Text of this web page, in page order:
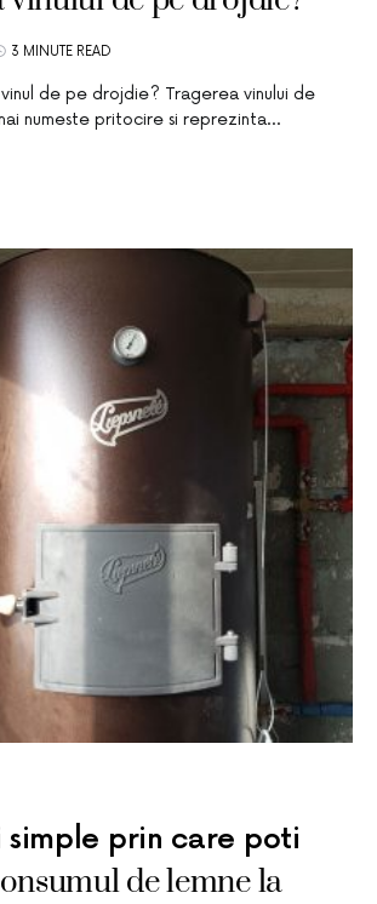
3 MINUTE READ
de pe drojdie? Tragerea vinului de
numeste pritocire si reprezinta…
simple prin care poti
de lemne la